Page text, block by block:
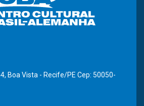
Boa Vista - Recife/PE Cep: 50050-